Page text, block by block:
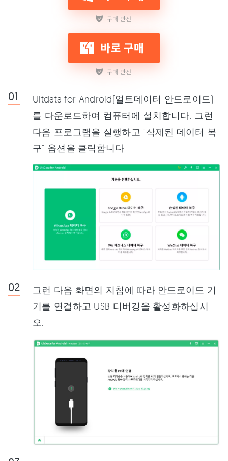
Ultdata for Android(얼트데이터 안드로이드)
를 다운로드하여 컴퓨터에 설치합니다. 그런
다음 프로그램을 실행하고 "삭제된 데이터 복
구" 옵션을 클릭합니다.
그런 다음 화면의 지침에 따라 안드로이드 기
기를 연결하고 USB 디버깅을 활성화하십시
오.